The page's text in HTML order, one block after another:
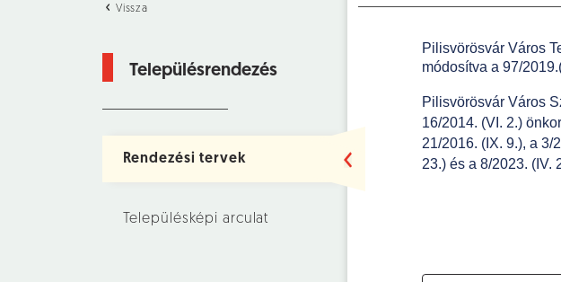
Vissza
Településrendezés
Rendezési tervek
Településképi arculat
Pilisvörösvár Város
módosítva a 97/
Pilisvörösvár Város
16/2014. (VI. 2.)
21/2016. (IX. 9.), a 3/
23.) és a 8/2023. (IV.